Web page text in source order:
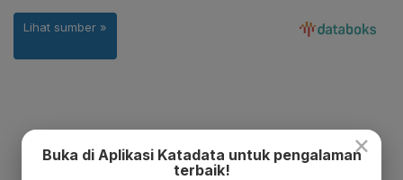
×
Buka di Aplikasi Katadata untuk pengalaman
terbaik!